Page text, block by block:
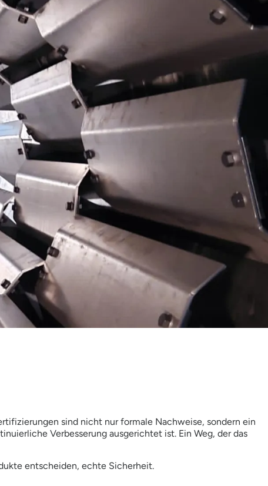
sind nicht nur formale Nachweise, sondern ein
Verbesserung ausgerichtet ist. Ein Weg, der das
entscheiden, echte Sicherheit.